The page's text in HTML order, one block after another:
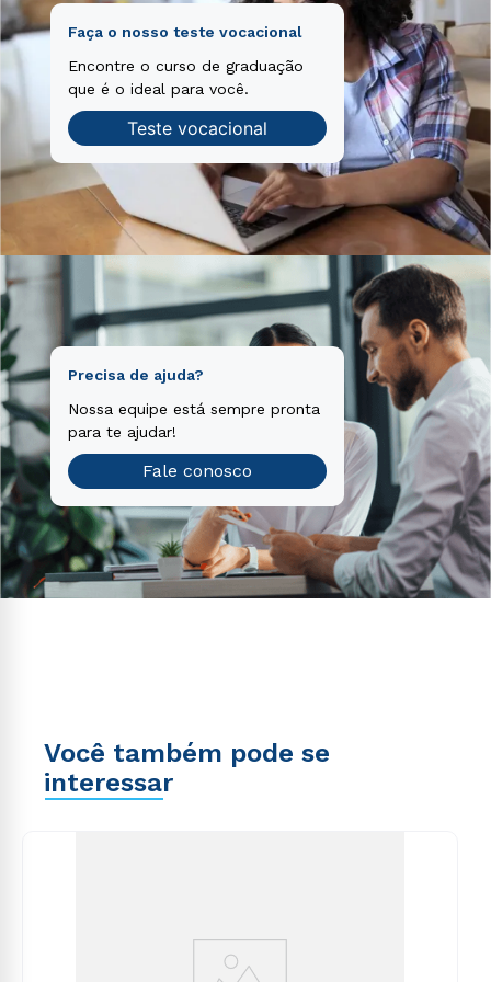
Faça o nosso teste vocacional
Encontre o curso de graduação
que é o ideal para você.
Teste vocacional
Precisa de ajuda?
Nossa equipe está sempre pronta
para te ajudar!
Fale conosco
Você também pode se
interessar